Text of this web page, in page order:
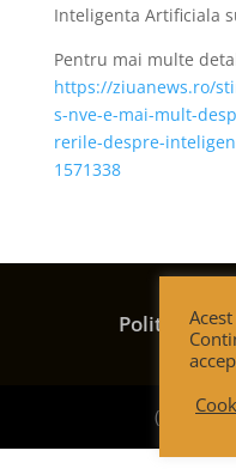
Inteligenta Artificiala
Pentru mai multe
https://ziuanews.ro/
s-nve-e-mai-mult-
rerile-despre-
1571338
Politica de
(c)